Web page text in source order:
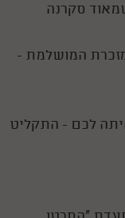
סקרנה
המושלמת -
לכם - התקליט